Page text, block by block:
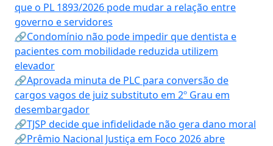
que o PL 1893/2026 pode mudar a relação entre
governo e servidores
🔗Condomínio não pode impedir que dentista e
pacientes com mobilidade reduzida utilizem
elevador
🔗Aprovada minuta de PLC para conversão de
cargos vagos de juiz substituto em 2º Grau em
desembargador
🔗TJSP decide que infidelidade não gera dano moral
🔗Prêmio Nacional Justiça em Foco 2026 abre